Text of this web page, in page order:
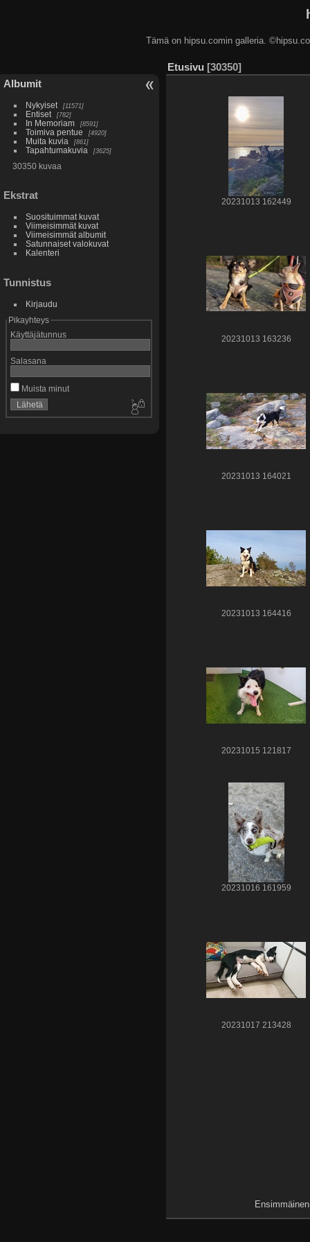
Tämä on hipsu.comin galleria.
Albumit
Nykyiset 11571
Entiset 782
In Memoriam 8591
Toimiva pentue 4920
Muita kuvia 861
Tapahtumakuvia 3625
30350 kuvaa
Ekstrat
Suosituimmat kuvat
Viimeisimmät kuvat
Viimeisimmät albumit
Satunnaiset valokuvat
Kalenteri
Tunnistus
Kirjaudu
Pikayhteys
Käyttäjätunnus
Salasana
Muista minut
Etusivu 30350
20231013 162449
20231013 163236
20231013 164021
20231013 164416
20231015 121817
20231016 161959
20231017 213428
Ensimmäinen